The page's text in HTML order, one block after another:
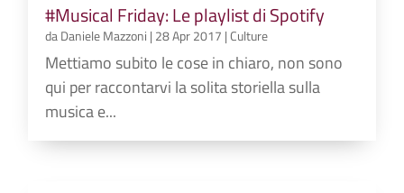
#Musical Friday: Le playlist di Spotify
daDaniele Mazzoni | 28 Apr 2017 |Culture
Mettiamo subito le cose in chiaro, non sono
qui per raccontarvi la solita storiella sulla
musica e...